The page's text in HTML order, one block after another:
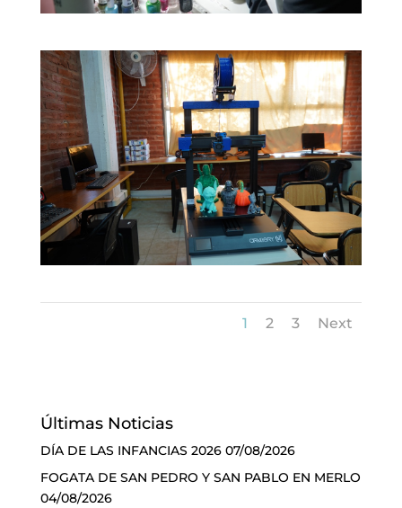
1 2 3 Next
Últimas Noticias
DÍA DE LAS INFANCIAS 2026 07/08/2026
FOGATA DE SAN PEDRO Y SAN PABLO EN MERLO
04/08/2026